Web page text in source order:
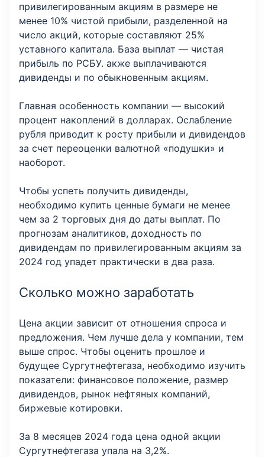
привилегированным акциям в размере не
менее 10% чистой прибыли, разделенной на
число акций, которые составляют 25%
уставного капитала. База выплат — чистая
прибыль по РСБУ. акже выплачиваются
дивиденды и по обыкновенным акциям.
Главная особенность компании — высокий
процент накоплений в долларах. Ослабление
рубля приводит к росту прибыли и дивидендов
за счет переоценки валютной «подушки» и
наоборот.
Чтобы успеть получить дивиденды,
необходимо купить ценные бумаги не менее
чем за 2 торговых дня до даты выплат. По
прогнозам аналитиков, доходность по
дивидендам по привилегированным акциям за
2024 год упадет практически в два раза.
Сколько можно заработать
Цена акции зависит от отношения спроса и
предложения. Чем лучше дела у компании, тем
выше спрос. Чтобы оценить прошлое и
будущее Сургутнефтегаза, необходимо изучить
показатели: финансовое положение, размер
дивидендов, рынок нефтяных компаний,
биржевые котировки.
За 8 месяцев 2024 года цена одной акции
Сургутнефтегаза упала на 3,2%.